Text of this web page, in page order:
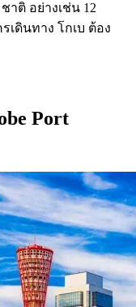
ติ อย่างเช่น 12
เดินทาง โกเบ ต้อง
Port